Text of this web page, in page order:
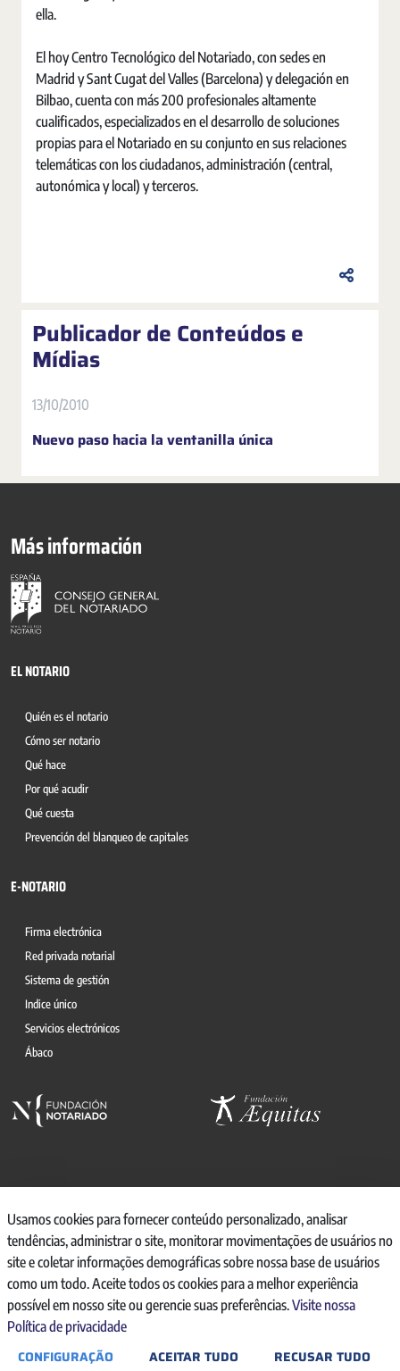
ella.
El hoy Centro Tecnológico del Notariado, con sedes en
Madrid y Sant Cugat del Valles (Barcelona) y delegación en
Bilbao, cuenta con más 200 profesionales altamente
cualificados, especializados en el desarrollo de soluciones
propias para el Notariado en su conjunto en sus relaciones
telemáticas con los ciudadanos, administración (central,
autonómica y local) y terceros.
Publicador de Conteúdos e
Mídias
13/10/2010
Nuevo paso hacia la ventanilla única
Más información
EL NOTARIO
Quién es el notario
Cómo ser notario
Qué hace
Por qué acudir
Qué cuesta
Prevención del blanqueo de capitales
E-NOTARIO
Firma electrónica
Red privada notarial
Sistema de gestión
Indice único
Servicios electrónicos
Ábaco
© 2026, CONSEJO GENERAL DEL NOTARIO
CANAL INTERNO DE INFORMACIÓN
REGISTRO DE ACTIVIDADES DE TRATAMIENTO
AVISO LEGAL
POLÍTICA DE PRIVACIDAD
POLÍTICA DE COOKIES
ACCESIBILIDAD
Usamos cookies para fornecer conteúdo personalizado, analisar
tendências, administrar o site, monitorar movimentações de usuários no
site e coletar informações demográficas sobre nossa base de usuários
como um todo. Aceite todos os cookies para a melhor experiência
possível em nosso site ou gerencie suas preferências.Visite nossa
Política de privacidade
CONFIGURAÇÃO ACEITAR TUDO RECUSAR TUDO